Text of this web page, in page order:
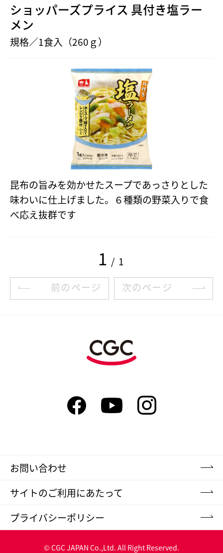
ショッパーズプライス 具付き塩ラー
メン
規格／1食入（260ｇ）
昆布の旨みを効かせたスープであっさりとした
味わいに仕上げました。６種類の野菜入りで食
べ応え抜群です
前のページ
1 / 1
次のページ
お問い合わせ
サイトのご利用にあたって
プライバシーポリシー
© CGC JAPAN Co.,Ltd. All Right Reserved.